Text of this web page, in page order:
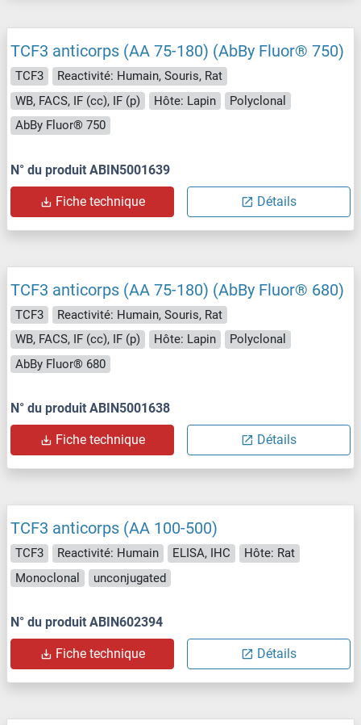
TCF3 anticorps (AA 75-180) (AbBy Fluor® 750)
TCF3
Reactivité: Humain, Souris, Rat
WB, FACS, IF (cc), IF (p)
Hôte: Lapin
Polyclonal
AbBy Fluor® 750
N° du produit ABIN5001639
Fiche technique Détails
TCF3 anticorps (AA 75-180) (AbBy Fluor® 680)
TCF3
Reactivité: Humain, Souris, Rat
WB, FACS, IF (cc), IF (p)
Hôte: Lapin
Polyclonal
AbBy Fluor® 680
N° du produit ABIN5001638
Fiche technique Détails
TCF3 anticorps (AA 100-500)
TCF3 Reactivité: Humain ELISA, IHC
Hôte: Rat
Monoclonal
unconjugated
N° du produit ABIN602394
Fiche technique Détails